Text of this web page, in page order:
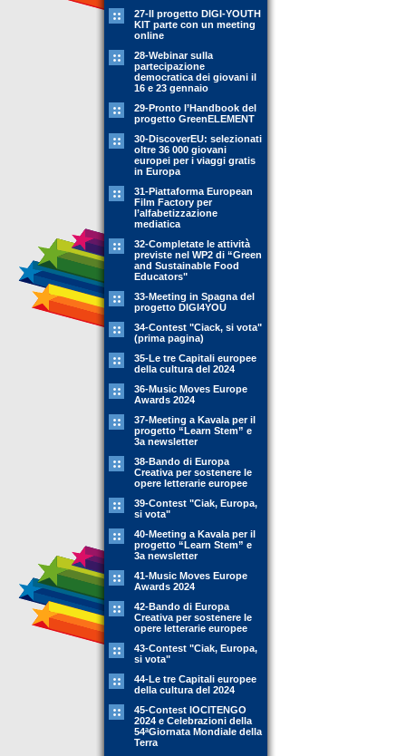
27-Il progetto DIGI-YOUTH
KIT parte con un meeting
online
28-Webinar sulla
partecipazione
democratica dei giovani il
16 e 23 gennaio
29-Pronto l’Handbook del
progetto GreenELEMENT
30-DiscoverEU: selezionati
oltre 36 000 giovani
europei per i viaggi gratis
in Europa
31-Piattaforma European
Film Factory per
l’alfabetizzazione
mediatica
32-Completate le attività
previste nel WP2 di “Green
and Sustainable Food
Educators"
33-Meeting in Spagna del
progetto DIGI4YOU
34-Contest "Ciack, si vota"
(prima pagina)
35-Le tre Capitali europee
della cultura del 2024
36-Music Moves Europe
Awards 2024
37-Meeting a Kavala per il
progetto “Learn Stem” e
3a newsletter
38-Bando di Europa
Creativa per sostenere le
opere letterarie europee
39-Contest "Ciak, Europa,
si vota"
40-Meeting a Kavala per il
progetto “Learn Stem” e
3a newsletter
41-Music Moves Europe
Awards 2024
42-Bando di Europa
Creativa per sostenere le
opere letterarie europee
43-Contest "Ciak, Europa,
si vota"
44-Le tre Capitali europee
della cultura del 2024
45-Contest IOCITENGO
2024 e Celebrazioni della
54ªGiornata Mondiale della
Terra